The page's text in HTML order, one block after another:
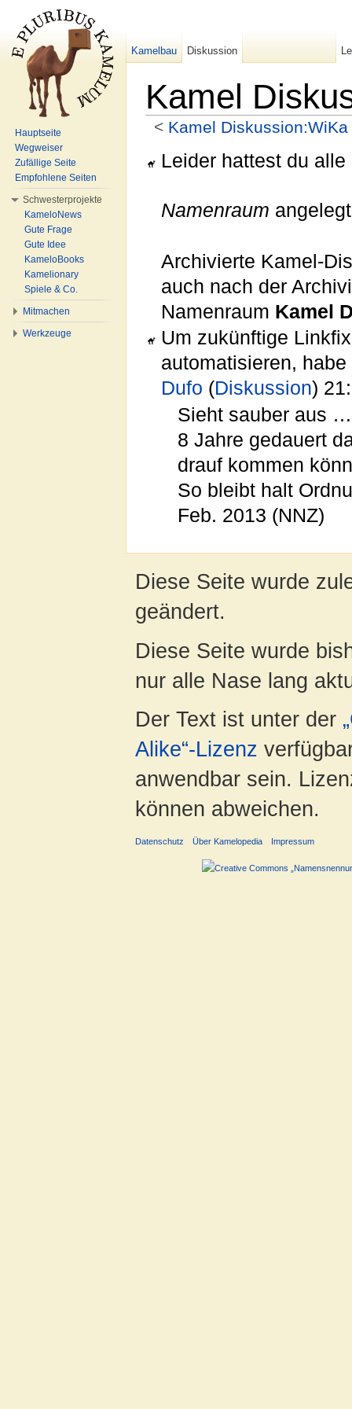
Kamel
< Kamel Diskussion:WiKa
Leider hattest du
Namenraum
Archivierte Kamel-
auch nach der
Namenraum Kamel
Um zukünftige
automatisieren,
Dufo (Diskussion)
Sieht sauber aus
8 Jahre gedauert
drauf kommen
So bleibt halt
Feb. 2013 (NNZ)
Kamelbau Diskussion
Hauptseite
Wegweiser
Zufällige Seite
Empfohlene Seiten
Schwesterprojekte
KameloNews
Gute Frage
Gute Idee
KameloBooks
Kamelionary
Spiele & Co.
Mitmachen
Werkzeuge
Diese Seite wurde
geändert.
Diese Seite wurde
nur alle Nase lang
Der Text ist unter der
Alike“-Lizenz
anwendbar sein.
können abweichen.
Datenschutz Über Kamelopedia Impressum